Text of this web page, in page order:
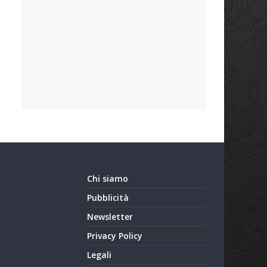
Chi siamo
Pubblicità
Newsletter
Privacy Policy
Legali